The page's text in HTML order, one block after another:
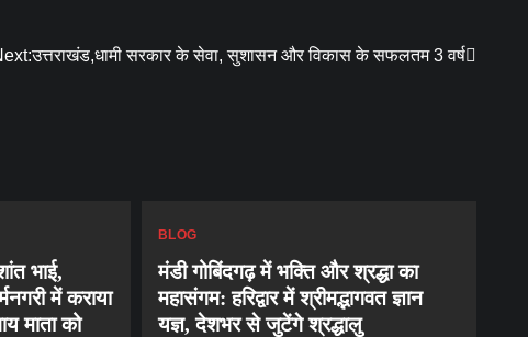
उत्तराखंड,धामी सरकार के सेवा, सुशासन और विकास के सफलतम 3 वर्ष
भाई,
में कराया
माता को
BLOG
मंडी गोबिंदगढ़ में भक्ति और श्रद्धा का
महासंगम: हरिद्वार में श्रीमद्भागवत ज्ञान
यज्ञ, देशभर से जुटेंगे श्रद्धालु